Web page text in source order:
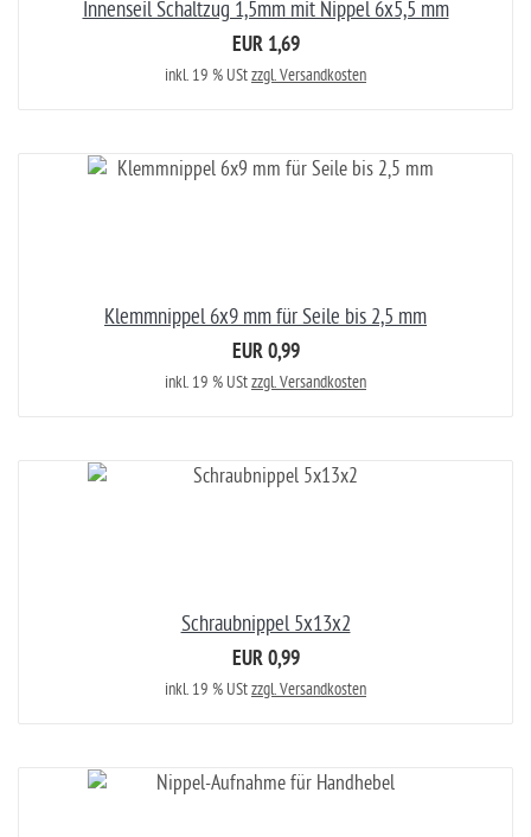
Innenseil Schaltzug 1,5mm mit Nippel 6x5,5 mm
EUR 1,69
inkl. 19 % UStzzgl. Versandkosten
Klemmnippel 6x9 mm für Seile bis 2,5 mm
EUR 0,99
inkl. 19 % UStzzgl. Versandkosten
Schraubnippel 5x13x2
EUR 0,99
inkl. 19 % UStzzgl. Versandkosten